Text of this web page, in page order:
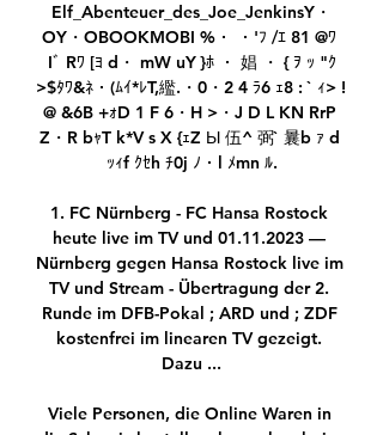
Elf_Abenteuer_des_Joe_JenkinsY・
OY・OBOOKMOBI %・ ・'ﾌ /ｴ 81 @ﾜ
Iﾞ Rﾜ [ﾖ d・ mW uY }ﾎ ・ 娼 ・ { ｦ ｯ "ｸ
>$ﾀﾜ&ﾈ・(ﾑｲ*ﾚT,繿.・0・2 4 ﾗ6 ｪ8 : ` ｨ> !
@ &6B +ｫD 1 F 6・H >・J D L KN RrP
Z・R bｬT k*V s X {ｪZ Ы 伍^ 弼` 曩b ｧ d
ｯｨf ｸｾh ﾁ0j ﾉ・l ﾒmn ﾙ.
1. FC Nürnberg - FC Hansa Rostock
heute live im TV und 01.11.2023 —
Nürnberg gegen Hansa Rostock live im
TV und Stream - Übertragung der 2.
Runde im DFB-Pokal ; ARD und ; ZDF
kostenfrei im linearen TV gezeigt.
Dazu ...
Viele Personen, die Online Waren in